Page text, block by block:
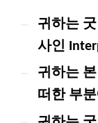
–
귀하는
사인
–
귀하는
떠한 부